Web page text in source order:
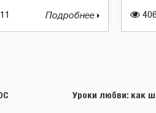
Подробнее
Уроки любви: как